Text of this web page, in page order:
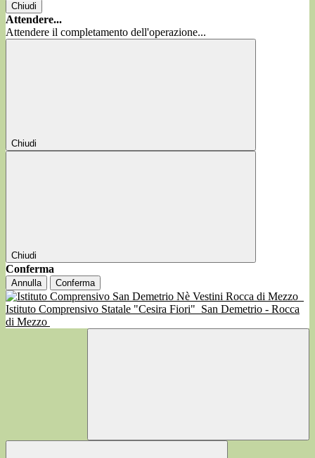
Chiudi
Attendere...
Attendere il completamento dell'operazione...
Chiudi
Chiudi
Conferma
Annulla Conferma
Istituto Comprensivo Statale "Cesira Fiori" San Demetrio - Rocca
di Mezzo